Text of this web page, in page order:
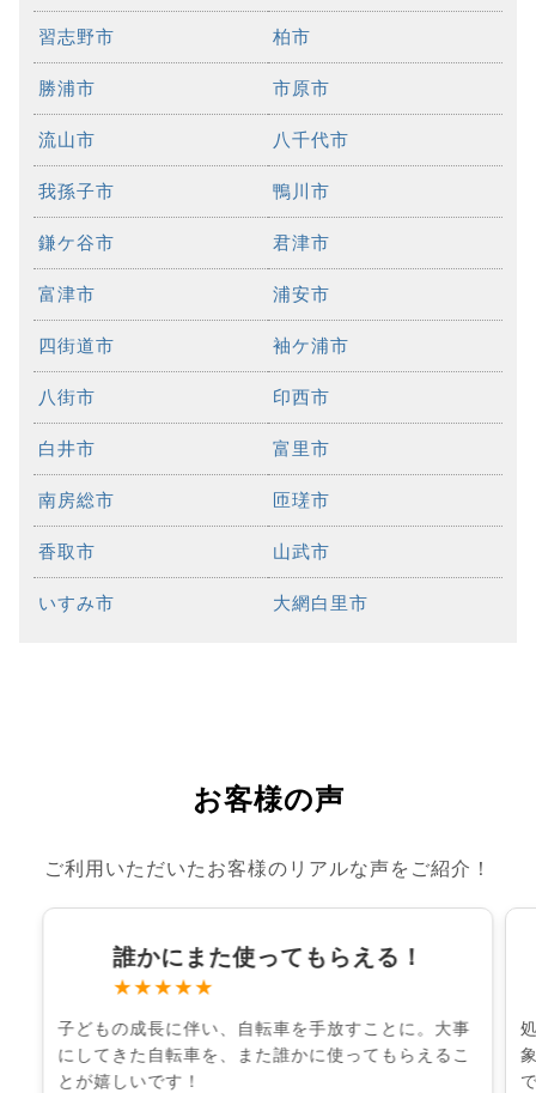
習志野市 柏市
勝浦市 市原市
流山市 八千代市
我孫子市 鴨川市
鎌ケ谷市 君津市
富津市 浦安市
四街道市 袖ケ浦市
八街市 印西市
白井市 富里市
南房総市 匝瑳市
香取市 山武市
いすみ市 大網白里市
お客様の声
ご利用いただいたお客様のリアルな声をご紹介！
誰かにまた使ってもらえる！
★★★★★
子どもの成長に伴い、自転車を手放すことに。大事
にしてきた自転車を、また誰かに使ってもらえるこ
とが嬉しいです！